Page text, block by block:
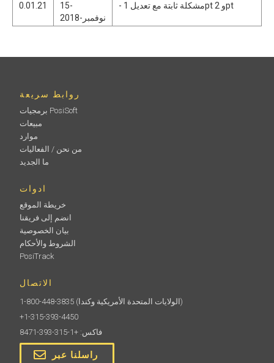
0.01.21
15-
نوفمبر-2018
- مشكلة ثابتة مع تعديل 1pt و 2pt
روابط سريعة
برمجيات PosiSoft
مبيعات
موارد
من نحن / الفعاليات
ما الجديد
ادوات
خريطة الموقع
انضم إلى فريقنا
بيان الخصوصية
الشروط والأحكام
PosiTrack
الاتصال
1-800-448-3835
(الولايات المتحدة الأمريكية وكندا)
+1-315-393-4450
فاكس: +1-315-393-8471
راسلنا عبر